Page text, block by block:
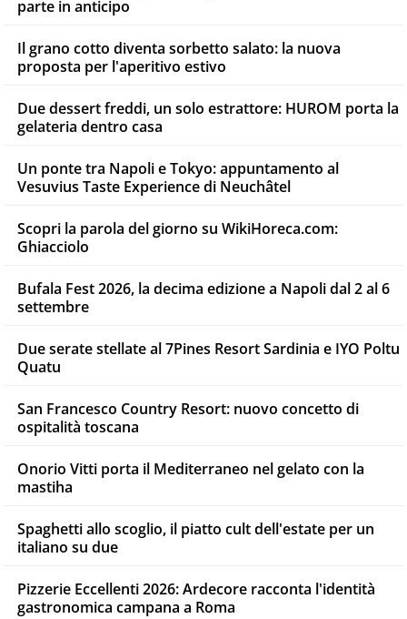
parte in anticipo
Il grano cotto diventa sorbetto salato: la nuova
proposta per l'aperitivo estivo
Due dessert freddi, un solo estrattore: HUROM porta la
gelateria dentro casa
Un ponte tra Napoli e Tokyo: appuntamento al
Vesuvius Taste Experience di Neuchâtel
Scopri la parola del giorno su WikiHoreca.com:
Ghiacciolo
Bufala Fest 2026, la decima edizione a Napoli dal 2 al 6
settembre
Due serate stellate al 7Pines Resort Sardinia e IYO Poltu
Quatu
San Francesco Country Resort: nuovo concetto di
ospitalità toscana
Onorio Vitti porta il Mediterraneo nel gelato con la
mastiha
Spaghetti allo scoglio, il piatto cult dell'estate per un
italiano su due
Pizzerie Eccellenti 2026: Ardecore racconta l'identità
gastronomica campana a Roma